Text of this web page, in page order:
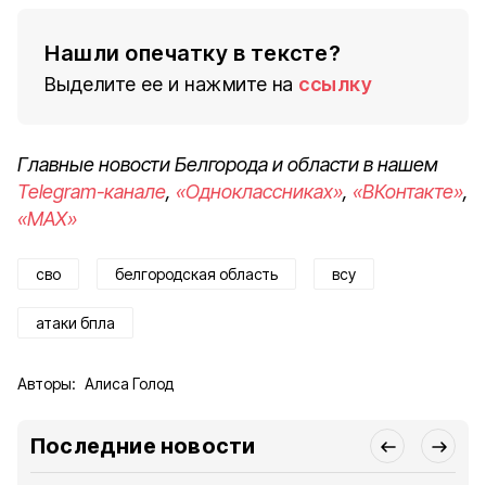
Нашли опечатку в тексте?
Выделите ее и нажмите на ссылку
Главные новости Белгорода и области в нашем
Telegram-канале, «Одноклассниках», «ВКонтакте»,
«MAX»
сво белгородская область всу
атаки бпла
Авторы: Алиса Голод
Последние новости